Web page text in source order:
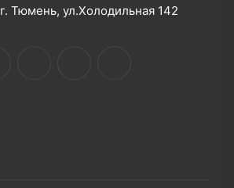
г. Тюмень, ул.Холодильная 142